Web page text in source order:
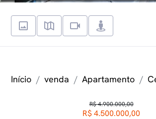
Início venda Apartamento
R$ 4.900.000,00
R$ 4.500.000,00